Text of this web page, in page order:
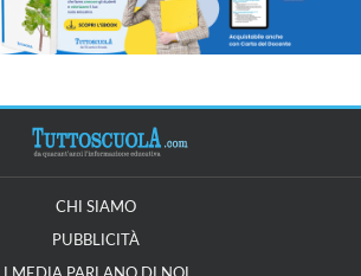
CHI SIAMO
PUBBLICITÀ